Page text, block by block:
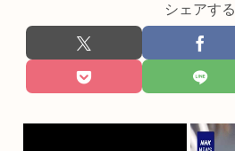
シェアする